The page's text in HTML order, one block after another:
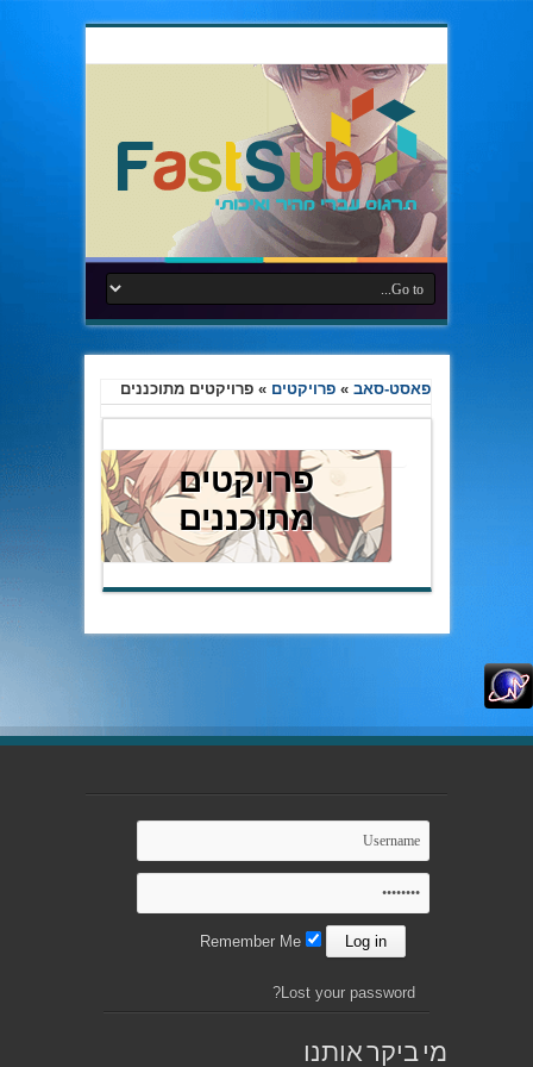
פאסט-סאב »פרויקטים »פרויקטים מתוכננים
פרויקטים
מתוכננים
Lost your password?
מי ביקר אותנו